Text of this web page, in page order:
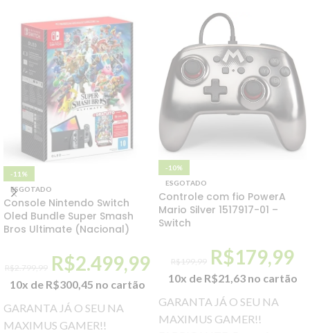
-11%
ESGOTADO
Console Nintendo Switch
Oled Bundle Super Smash
Bros Ultimate (Nacional)
R$2.799,99 R$2.499,99
10x de R$300,45 no cartão
GARANTA JÁ O SEU NA
MAXIMUS GAMER!!
-10%
ESGOTADO
Controle com fio PowerA
Mario Silver 1517917-01 –
Switch
R$199,99 R$179,99
10x de R$21,63 no cartão
GARANTA JÁ O SEU NA
MAXIMUS GAMER!!